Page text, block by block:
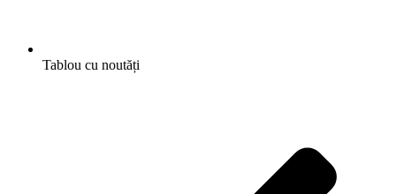
Tablou cu noutăți